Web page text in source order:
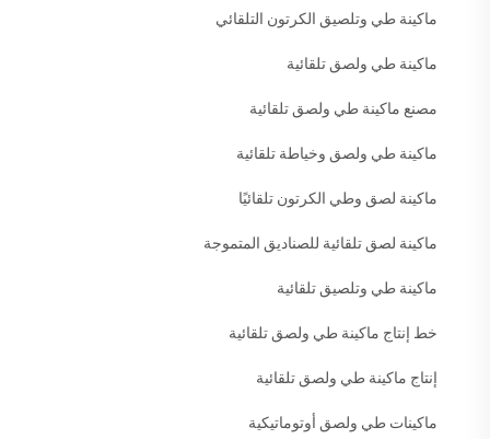
ماكينة طي وتلصيق الكرتون التلقائي
ماكينة طي ولصق تلقائية
مصنع ماكينة طي ولصق تلقائية
ماكينة طي ولصق وخياطة تلقائية
ماكينة لصق وطي الكرتون تلقائيًا
ماكينة لصق تلقائية للصناديق المتموجة
ماكينة طي وتلصيق تلقائية
خط إنتاج ماكينة طي ولصق تلقائية
إنتاج ماكينة طي ولصق تلقائية
ماكينات طي ولصق أوتوماتيكية